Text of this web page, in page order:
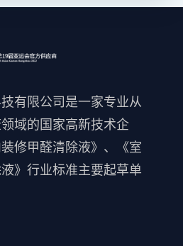
有限公司是一家专业从
域的国家高新技术企
修甲醛清除液》、《室
》行业标准主要起草单